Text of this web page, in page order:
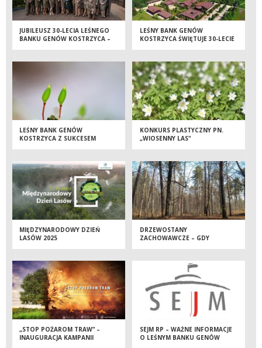
JUBILEUSZ 30-LECIA LEŚNEGO
BANKU GENÓW KOSTRZYCA –
LEŚNY BANK GENÓW
KOSTRZYCA ŚWIĘTUJE 30-LECIE
LEŚNY BANK GENÓW
KOSTRZYCA Z SUKCESEM
KONKURS PLASTYCZNY PN.
„WIOSENNY LAS"
MIĘDZYNARODOWY DZIEŃ
LASÓW 2025
DRZEWOSTANY
ZACHOWAWCZE – GDY
KOMISJI EUROPEJSKIEJ
„STOP POŻAROM TRAW” –
INAUGURACJA KAMPANII
SEJM RP – WAŻNE INFORMACJE
O LEŚNYM BANKU GENÓW